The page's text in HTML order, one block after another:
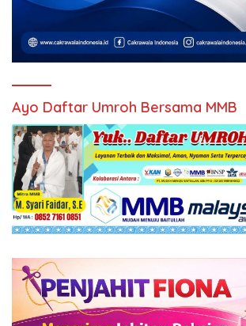
Ayo Daftar Umroh Bersama MMB